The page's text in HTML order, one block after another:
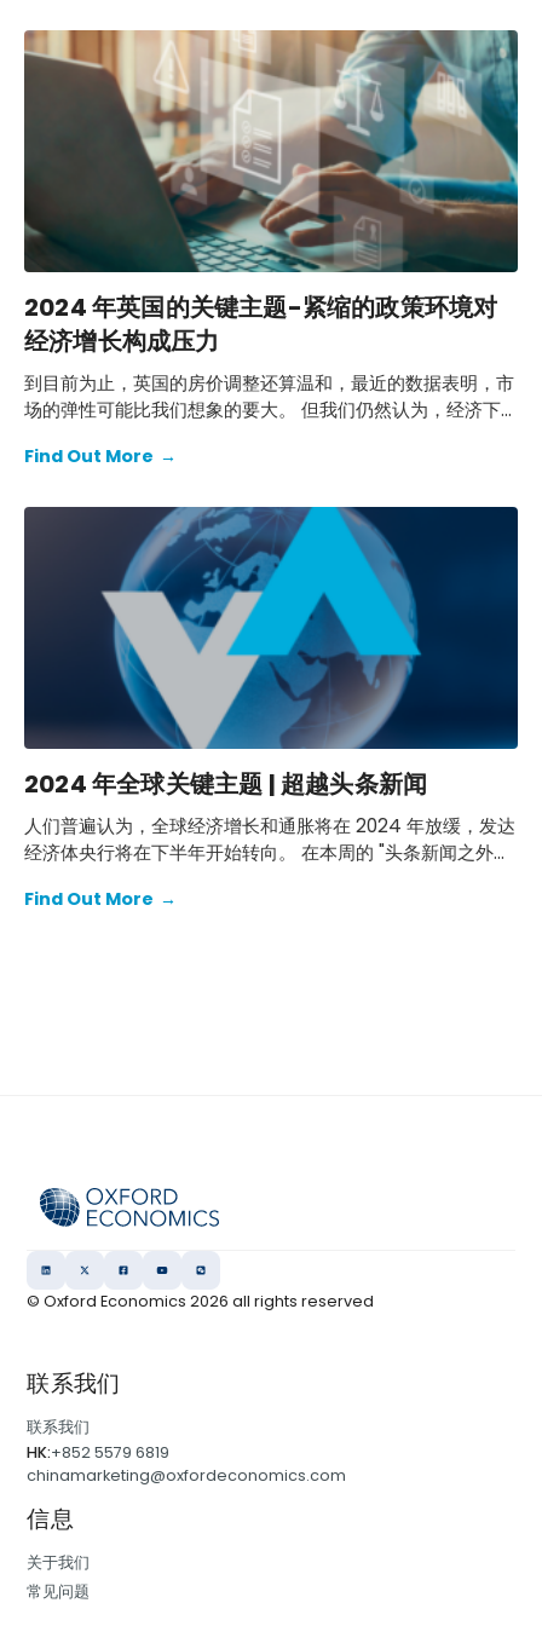
2024 年英国的关键主题-紧缩的政策环境对
经济增长构成压力
到目前为止，英国的房价调整还算温和，最近的数据表明，市
场的弹性可能比我们想象的要大。 但我们仍然认为，经济下
Find Out More →
2024 年全球关键主题 | 超越头条新闻
人们普遍认为，全球经济增长和通胀将在 2024 年放缓，发达
经济体央行将在下半年开始转向。 在本周的 "头条新闻之外
认为将对明年经济和金融市场的准确走向产生重要影响的三个
Find Out More →
© Oxford Economics2026 all rights reserved
联系我们
联系我们
HK:+852 5579 6819
chinamarketing@oxfordeconomics.com
信息
关于我们
常见问题